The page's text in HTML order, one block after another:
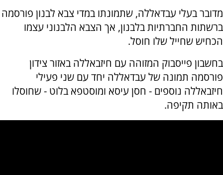
מדובר בעלי עבדאללה, שתמונתו במדי צבא לבנון פורסמה
ברשתות החברתיות בלבנון, אך הצבא הלבנוני עצמו
הכחיש שחייל שלו חוסל.
בחשבון פייסבוק המזוהה עם חיזבאללה באזור צידון
פורסמה תמונה של עבדאללה יחד עם שני פעילי
חיזבאללה נוספים - חסן עיסא ומוסטפא בלוט - שחוסלו
באותה תקיפה.